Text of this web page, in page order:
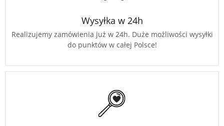
Wysyłka w 24h
Realizujemy zamówienia już w 24h. Duże możliwości wysyłki
do punktów w całej Polsce!